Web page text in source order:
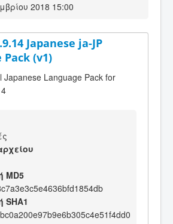
2018 15:00
Japanese ja-JP
Pack (v1)
Japanese Language Pack for
MD5